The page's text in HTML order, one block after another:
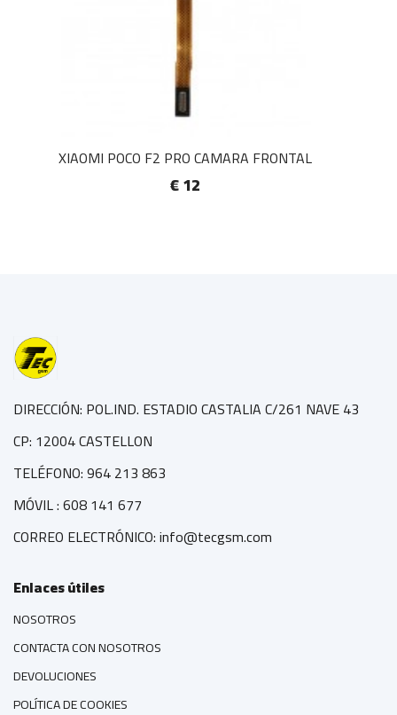
XIAOMI POCO F2 PRO CAMARA FRONTAL
€ 12
DIRECCIÓN: POL.IND. ESTADIO CASTALIA C/261 NAVE 43
CP: 12004 CASTELLON
TELÉFONO: 964 213 863
MÓVIL : 608 141 677
CORREO ELECTRÓNICO: info@tecgsm.com
Enlaces útiles
NOSOTROS
CONTACTA CON NOSOTROS
DEVOLUCIONES
POLÍTICA DE COOKIES